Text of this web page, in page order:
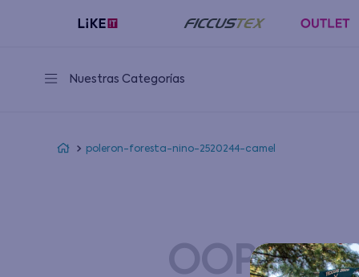
Nuestras Categorías
poleron-foresta-nino-2520244-camel
OOPS!